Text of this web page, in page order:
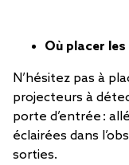
Où placer
N’hésitez pas à
projecteurs à
porte d’entrée :
éclairées dans
sorties.